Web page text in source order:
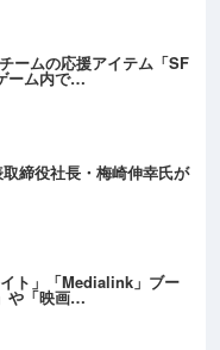
ームの応援アイテム「SF
ーム内で…
締役社長・梅崎伸幸氏が
イト」「Medialink」ブー
や「映画…